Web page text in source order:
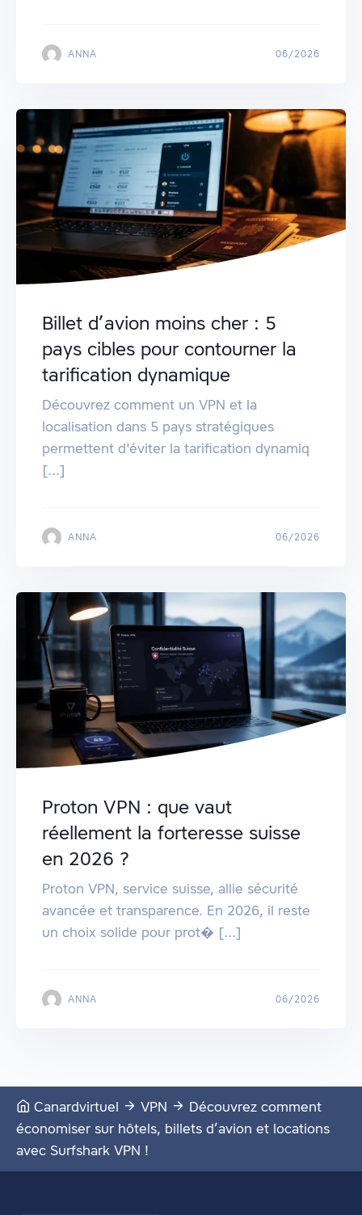
ANNA 06/2026
Billet d’avion moins cher : 5
pays cibles pour contourner la
tarification dynamique
Découvrez comment un VPN et la
localisation dans 5 pays stratégiques
permettent d'éviter la tarification dynamiq
[...]
ANNA 06/2026
Proton VPN : que vaut
réellement la forteresse suisse
en 2026 ?
Proton VPN, service suisse, allie sécurité
avancée et transparence. En 2026, il reste
un choix solide pour prot� [...]
ANNA 06/2026
Canardvirtuel VPN
Découvrez comment
économiser sur hôtels, billets d’avion et locations
avec Surfshark VPN !